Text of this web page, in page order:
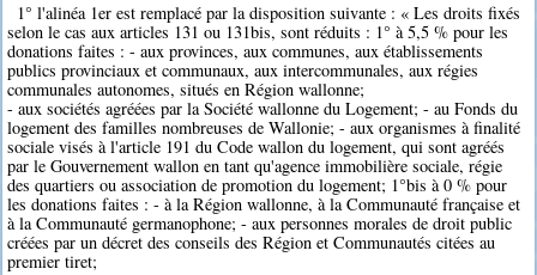
1° l'alinéa 1er est remplacé par la disposition suivante : « Les droits fixés
selon le cas aux articles 131 ou 131bis, sont réduits : 1° à 5,5 % pour les
donations faites : - aux provinces, aux communes, aux établissements
publics provinciaux et communaux, aux intercommunales, aux régies
communales autonomes, situés en Région wallonne;
- aux sociétés agréées par la Société wallonne du Logement; - au Fonds du
logement des familles nombreuses de Wallonie; - aux organismes à finalité
sociale visés à l'article 191 du Code wallon du logement, qui sont agréés
par le Gouvernement wallon en tant qu'agence immobilière sociale, régie
des quartiers ou association de promotion du logement; 1°bis à 0 % pour
les donations faites : - à la Région wallonne, à la Communauté française et
à la Communauté germanophone; - aux personnes morales de droit public
créées par un décret des conseils des Région et Communautés citées au
premier tiret;